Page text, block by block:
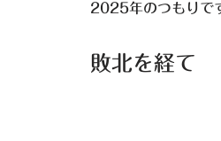
2025年のつもりで
敗北を経て